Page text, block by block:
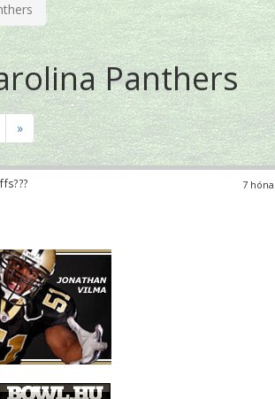
Panthers
»
7